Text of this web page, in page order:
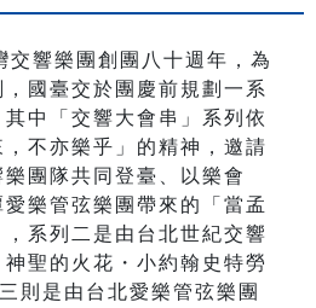
交響樂團創團八十週年，為
國臺交於團慶前規劃一系
中「交響大會串」系列依
不亦樂乎」的精神，邀請
團隊共同登臺、以樂會
樂管弦樂團帶來的「當孟
系列二是由台北世紀交響
聖的火花・小約翰史特勞
則是由台北愛樂管弦樂團